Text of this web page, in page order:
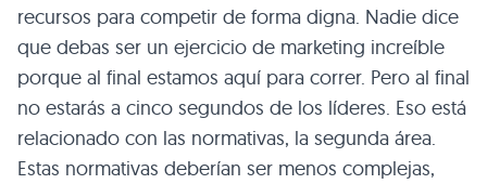
recursos para competir de forma digna. Nadie dice
que debas ser un ejercicio de marketing increíble
porque al final estamos aquí para correr. Pero al final
no estarás a cinco segundos de los líderes. Eso está
relacionado con las normativas, la segunda área.
Estas normativas deberían ser menos complejas,